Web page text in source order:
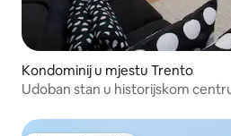
Kondominij u mjestu Trento
Udoban stan u historijskom